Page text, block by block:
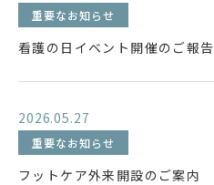
重要なお知らせ
看護の日イベント開催のご報告
2026.05.27
重要なお知らせ
フットケア外来開設のご案内